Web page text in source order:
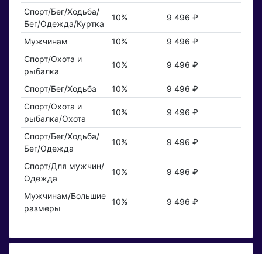
Спорт/Бег/Ходьба/
Бег/Одежда/Куртка
10% 9 496 ₽
Мужчинам 10%
9 496 ₽
Спорт/Охота и
рыбалка
10% 9 496 ₽
Спорт/Бег/Ходьба 10%
9 496 ₽
Спорт/Охота и
рыбалка/Охота
10% 9 496 ₽
Спорт/Бег/Ходьба/
Бег/Одежда
10% 9 496 ₽
Спорт/Для мужчин/
Одежда
10% 9 496 ₽
Мужчинам/Большие
размеры
10% 9 496 ₽